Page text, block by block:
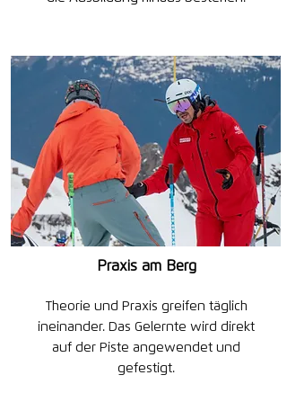
Praxis am Berg
Theorie und Praxis greifen täglich
ineinander. Das Gelernte wird direkt
auf der Piste angewendet und
gefestigt.